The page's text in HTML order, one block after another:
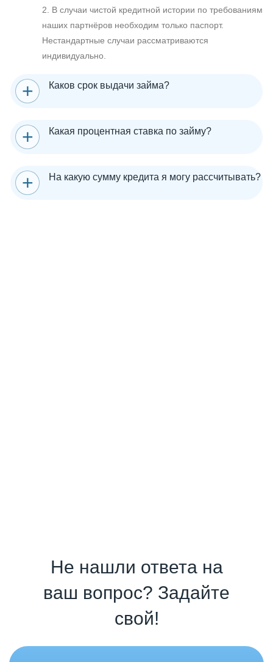
2. В случаи чистой кредитной истории по требованиям
наших партнёров необходим только паспорт.
Нестандартные случаи рассматриваются
индивидуально.
Каков срок выдачи займа?
Какая процентная ставка по займу?
На какую сумму кредита я могу рассчитывать?
Не нашли ответа на
ваш вопрос? Задайте
свой!